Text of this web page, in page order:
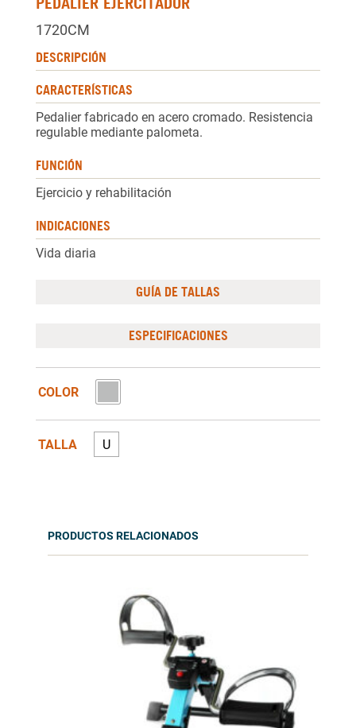
1720CM
DESCRIPCIÓN
CARACTERÍSTICAS
Pedalier fabricado en acero cromado. Resistencia
regulable mediante palometa.
FUNCIÓN
Ejercicio y rehabilitación
INDICACIONES
Vida diaria
GUÍA DE TALLAS
ESPECIFICACIONES
COLOR
TALLA U
PRODUCTOS RELACIONADOS